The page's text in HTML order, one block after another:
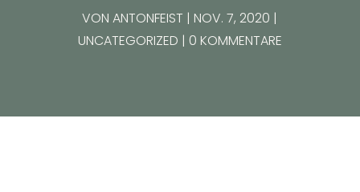
VONANTONFEIST
NOV. 7, 2020
UNCATEGORIZED
0 KOMMENTARE